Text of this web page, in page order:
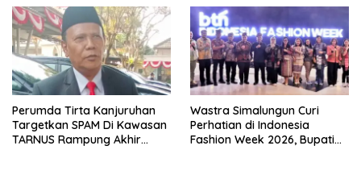
Mendatang
Perumda Tirta Kanjuruhan
Targetkan SPAM Di Kawasan
TARNUS Rampung Akhir
Wastra Simalungun Curi
Perhatian di Indonesia
Fashion Week 2026, Bupati